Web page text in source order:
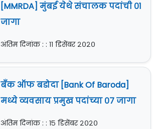
[MMRDA] मुंबई येथे संचालक पदांची ०१
जागा
अंतिम दिनांक : : ११ डिसेंबर २०२०
बँक ऑफ बडोदा [Bank Of Baroda]
मध्ये व्यवसाय प्रमुख पदांच्या ०७ जागा
अंतिम दिनांक : : १५ डिसेंबर २०२०